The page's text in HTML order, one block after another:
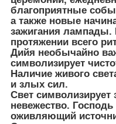
благоприятные
а также новые
зажигания лампады.
протяжении всего
Дийя необычайно
символизирует
Наличие живого
и злых сил.
Свет символизирует
невежество.
оживляющий